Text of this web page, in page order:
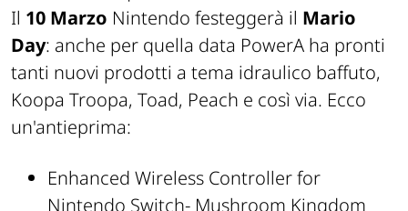
Il 10 Marzo Nintendo festeggerà il Mario
Day: anche per quella data PowerA ha pronti
tanti nuovi prodotti a tema idraulico baffuto,
Koopa Troopa, Toad, Peach e così via. Ecco
un'antieprima:
Enhanced Wireless Controller for
Nintendo Switch- Mushroom Kingdom